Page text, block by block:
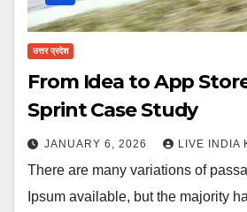
उत्तर प्रदेश
From Idea to App
Sprint Case Study
JANUARY 6, 2026 LIVE INDIA
There are many variations of
Ipsum available, but the majority